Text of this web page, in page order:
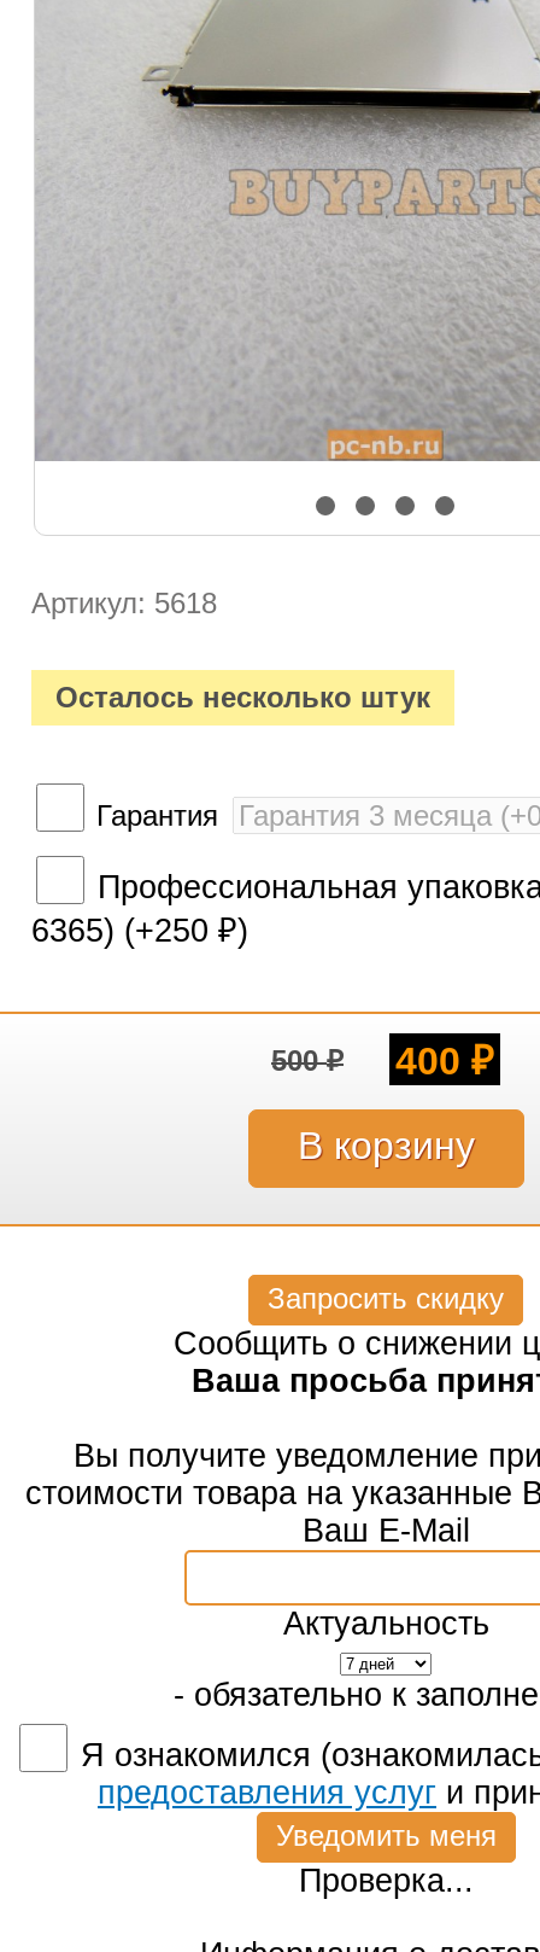
Артикул: 5618
Осталось несколько штук
Гарантия
Профессиональная
6365) (+250 ₽)
500₽ 400 ₽
Запросить скидку
Сообщить о снижении
Ваша просьба
Вы получите уведомление
стоимости товара на указанные
Ваш E-Mail
Актуальность
- обязательно к
Я ознакомился
предоставления услуг и
Проверка...